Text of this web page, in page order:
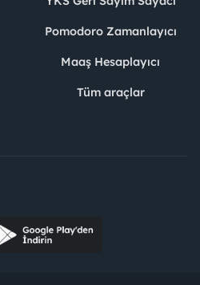
Pomodoro Zamanlayıcı
Maaş Hesaplayıcı
Tüm araçlar